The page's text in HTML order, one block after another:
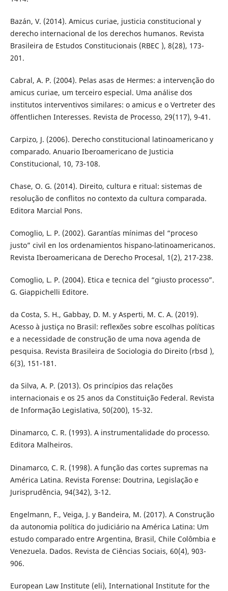
Bazán, V. (2014). Amicus curiae, justicia constitucional y
derecho internacional de los derechos humanos. Revista
Brasileira de Estudos Constitucionais (RBEC ), 8(28), 173-
201.
Cabral, A. P. (2004). Pelas asas de Hermes: a intervenção do
amicus curiae, um terceiro especial. Uma análise dos
institutos interventivos similares: o amicus e o Vertreter des
öffentlichen Interesses. Revista de Processo, 29(117), 9-41.
Carpizo, J. (2006). Derecho constitucional latinoamericano y
comparado. Anuario Iberoamericano de Justicia
Constitucional, 10, 73-108.
Chase, O. G. (2014). Direito, cultura e ritual: sistemas de
resolução de conflitos no contexto da cultura comparada.
Editora Marcial Pons.
Comoglio, L. P. (2002). Garantías mínimas del “proceso
justo” civil en los ordenamientos hispano-latinoamericanos.
Revista Iberoamericana de Derecho Procesal, 1(2), 217-238.
Comoglio, L. P. (2004). Etica e tecnica del “giusto processo”.
G. Giappichelli Editore.
da Costa, S. H., Gabbay, D. M. y Asperti, M. C. A. (2019).
Acesso à justiça no Brasil: reflexões sobre escolhas políticas
e a necessidade de construção de uma nova agenda de
pesquisa. Revista Brasileira de Sociologia do Direito (rbsd ),
6(3), 151-181.
da Silva, A. P. (2013). Os princípios das relações
internacionais e os 25 anos da Constituição Federal. Revista
de Informação Legislativa, 50(200), 15-32.
Dinamarco, C. R. (1993). A instrumentalidade do processo.
Editora Malheiros.
Dinamarco, C. R. (1998). A função das cortes supremas na
América Latina. Revista Forense: Doutrina, Legislação e
Jurisprudência, 94(342), 3-12.
Engelmann, F., Veiga, J. y Bandeira, M. (2017). A Construção
da autonomia política do judiciário na América Latina: Um
estudo comparado entre Argentina, Brasil, Chile Colômbia e
Venezuela. Dados. Revista de Ciências Sociais, 60(4), 903-
906.
European Law Institute (eli), International Institute for the